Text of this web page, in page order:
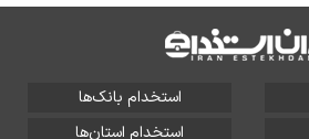
استخدام بانک‌ها
استخدام استان‌ها